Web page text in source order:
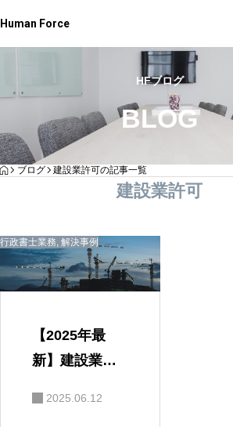
Human Force
HFブログ
BLOG
HOME
ブログ 建設業許可の記事一覧
建設業許可
行政書士業務 解決事例
【2025年最
新】建設業許
2025.06.12